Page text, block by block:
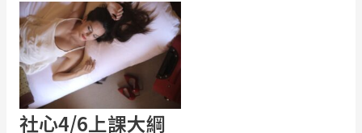
經
夠
好
了。
社心4/6上課大綱
心
4/6
上
課
大
綱